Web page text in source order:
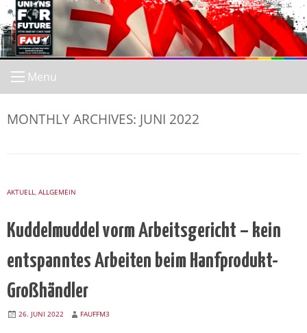
Skip
to
content
Menu
MONTHLY ARCHIVES: JUNI 2022
AKTUELL ALLGEMEIN
Kuddelmuddel vorm Arbeitsgericht – kein
entspanntes Arbeiten beim Hanfprodukt-
Großhändler
26. JUNI 2022 FAUFFM3